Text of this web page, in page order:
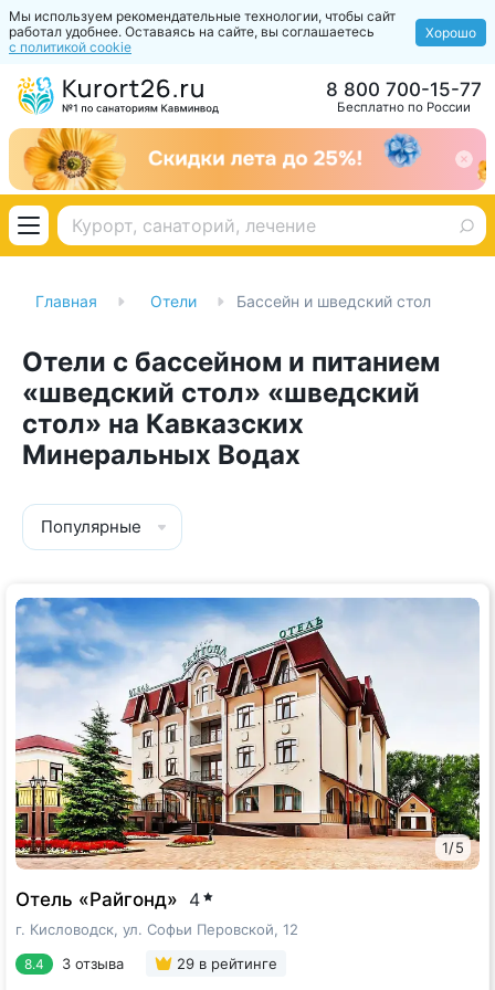
Мы используем рекомендательные технологии, чтобы сайт
работал удобнее. Оставаясь на сайте, вы соглашаетесь
с политикой cookie
Хорошо
Бесплатно по России
8 800 700-15-77
Главная Отели Бассейн и шведский стол
Отели с бассейном и питанием
«шведский стол» «шведский
стол» на Кавказских
Минеральных Водах
Популярные
1/5
Отель «Райгонд» 4
г. Кисловодск, ул. Софьи Перовской, 12
8.4 3 отзыва 29 в рейтинге